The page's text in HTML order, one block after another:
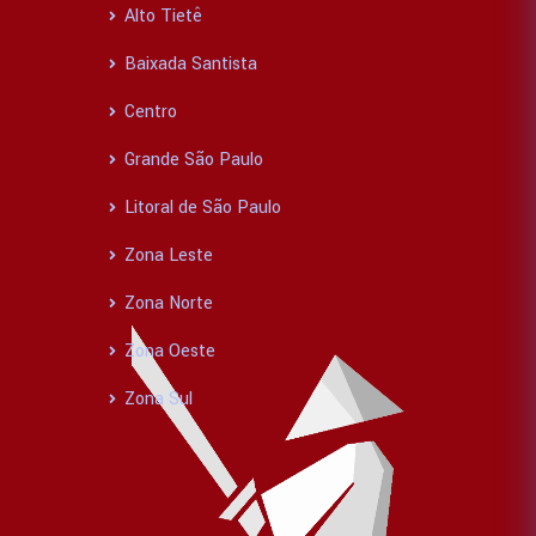
Alto Tietê
Baixada Santista
Centro
Grande São Paulo
Litoral de São Paulo
Zona Leste
Zona Norte
Zona Oeste
Zona Sul